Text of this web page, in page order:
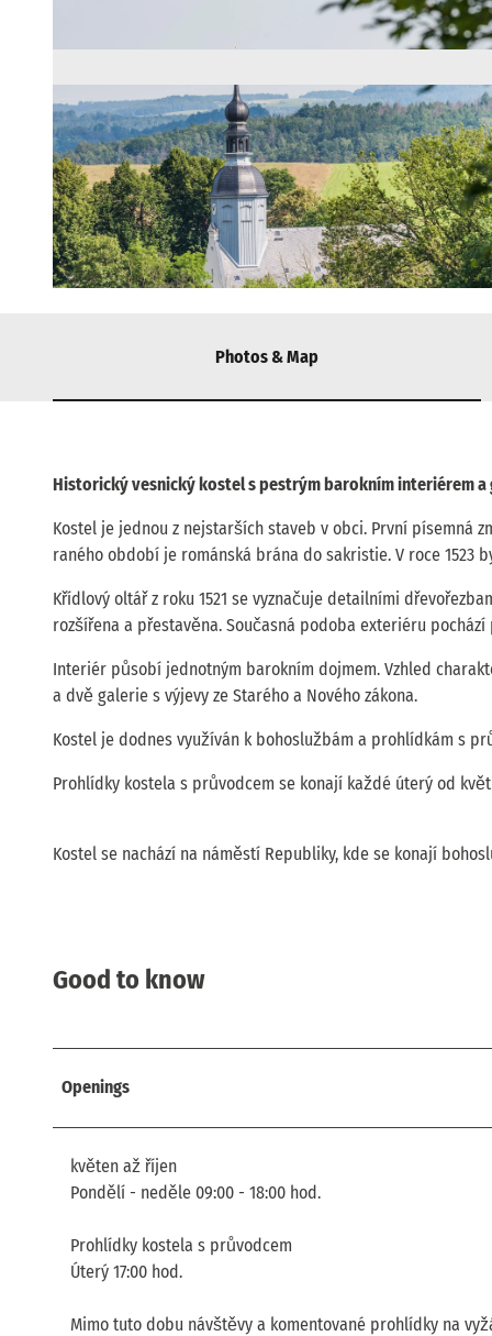
Photos & Map
Historický vesnický kostel s pestrým barokním interiérem
Kostel je jednou z nejstarších staveb v obci. První písemná
raného období je románská brána do sakristie. V roce 1523
Křídlový oltář z roku 1521 se vyznačuje detailními
rozšířena a přestavěna. Současná podoba exteriéru
Interiér působí jednotným barokním dojmem. Vzhled
a dvě galerie s výjevy ze Starého a Nového zákona.
Kostel je dodnes využíván k bohoslužbám a prohlídkám s
Prohlídky kostela s průvodcem se konají každé úterý od
Kostel se nachází na náměstí Republiky, kde se konají
Good to know
Openings
květen až říjen
Pondělí - neděle 09:00 - 18:00 hod.
Prohlídky kostela s průvodcem
Úterý 17:00 hod.
Mimo tuto dobu návštěvy a komentované prohlídky na